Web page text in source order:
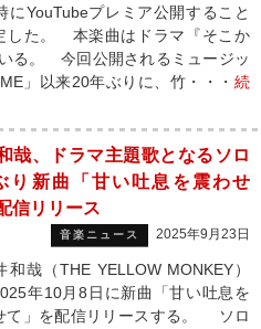
にYouTubeプレミア公開すること
した。 本楽曲はドラマ『そこか
る。 今回公開されるミュージッ
」以来20年ぶりに、竹・・・ 続
哉、ドラマ主題歌となるソロ
り新曲「甘い吐息を震わせ
信リリース
音楽ニュース 2025年9月23日
哉（THE YELLOW MONKEY）
年10月8日に新曲「甘い吐息を
て」を配信リリースする。 ソロ